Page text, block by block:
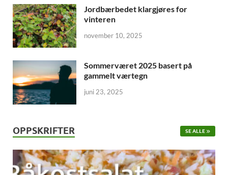
Jordbærbedet klargjøres for
vinteren
november 10, 2025
Sommerværet 2025 basert på
gammelt værtegn
juni 23, 2025
OPPSKRIFTER SE ALLE